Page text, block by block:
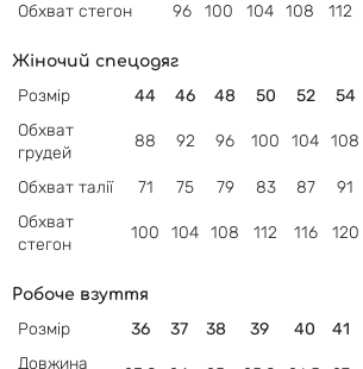
Обхват стегон 96 100 104 108 112
Жіночий спецодяг
Розмір 44 46 48 50 52 54
Обхват
грудей
88 92 96 100 104 108
Обхват талії 71 75 79 83 87 91
Обхват
стегон
100 104 108 112 116 120
Робоче взуття
Розмір 36 37 38 39 40 41
Довжина